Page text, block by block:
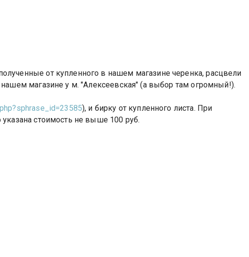
от купленного в нашем магазине черенка, расцвели
магазине у м. "Алексеевская" (а выбор там огромный!).
), и бирку от купленного листа. При
стоимость не выше 100 руб.